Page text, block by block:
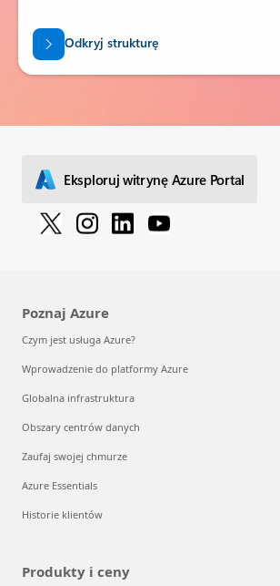
Odkryj strukturę
Eksploruj witrynę Azure Portal
Poznaj Azure
Czym jest usługa Azure?
Wprowadzenie do platformy Azure
Globalna infrastruktura
Obszary centrów danych
Zaufaj swojej chmurze
Azure Essentials
Historie klientów
Produkty i ceny